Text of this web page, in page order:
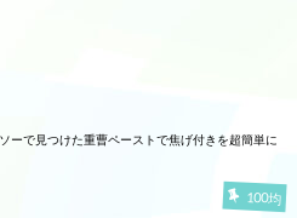
ーで見つけた重曹ペーストで焦げ付きを超簡単に
100均